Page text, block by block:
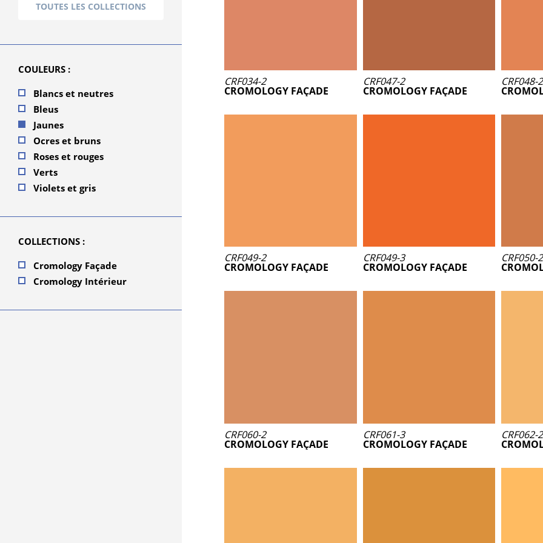
TOUTES LES COLLECTIONS
COULEURS :
Blancs et neutres
Bleus
Jaunes
Ocres et bruns
Roses et rouges
Verts
Violets et gris
COLLECTIONS :
Cromology Façade
Cromology Intérieur
CRF034-2
CROMOLOGY FAÇADE
CRF047-2
CROMOLOGY FAÇADE
CRF048-2
CRF049-2
CROMOLOGY FAÇADE
CRF049-3
CROMOLOGY FAÇADE
CRF050-2
CRF060-2
CROMOLOGY FAÇADE
CRF061-3
CROMOLOGY FAÇADE
CRF062-2